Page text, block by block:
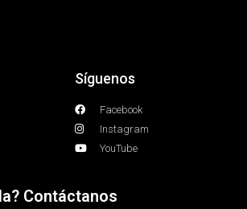
Síguenos
Facebook
Instagram
YouTube
Contáctanos